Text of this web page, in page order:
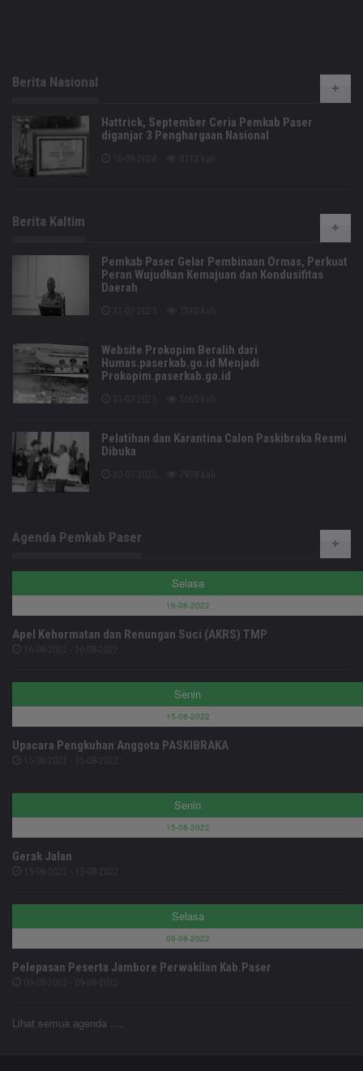
Berita Nasional
Hattrick, September Ceria Pemkab Paser
diganjar 3 Penghargaan Nasional
Berita Kaltim
Pemkab Paser Gelar Pembinaan Ormas, Perkuat
Peran Wujudkan Kemajuan dan Kondusifitas
Daerah
Website Prokopim Beralih dari
Humas.paserkab.go.id Menjadi
Prokopim.paserkab.go.id
Pelatihan dan Karantina Calon Paskibraka Resmi
Dibuka
Agenda Pemkab Paser
Selasa
16-08-2022
Apel Kehormatan dan Renungan Suci (AKRS) TMP
Senin
15-08-2022
Upacara Pengkuhan Anggota PASKIBRAKA
Senin
15-08-2022
Gerak Jalan
Selasa
09-08-2022
Pelepasan Peserta Jambore Perwakilan Kab.Paser
Lihat semua agenda ....